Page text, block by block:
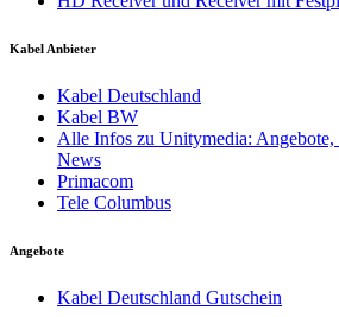
Kabel Anbieter
Kabel Deutschland
Kabel BW
Alle Infos zu Unitymedia: Angebote,
News
Primacom
Tele Columbus
Angebote
Kabel Deutschland Gutschein